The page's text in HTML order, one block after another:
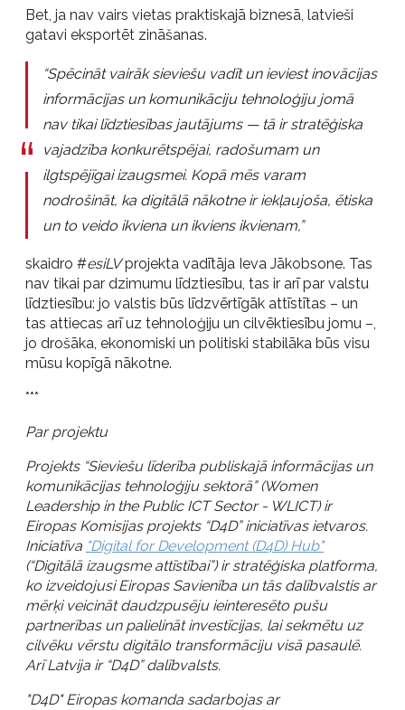
Bet, ja nav vairs vietas praktiskajā biznesā, latvieši
gatavi eksportēt zināšanas.
“Spēcināt vairāk sieviešu vadīt un ieviest inovācijas
informācijas un komunikāciju tehnoloģiju jomā
nav tikai līdztiesības jautājums — tā ir stratēģiska
vajadzība konkurētspējai, radošumam un
ilgtspējīgai izaugsmei. Kopā mēs varam
nodrošināt, ka digitālā nākotne ir iekļaujoša, ētiska
un to veido ikviena un ikviens ikvienam,”
skaidro #esiLVprojekta vadītāja Ieva Jākobsone. Tas
nav tikai par dzimumu līdztiesību, tas ir arī par valstu
līdztiesību: jo valstis būs līdzvērtīgāk attīstītas – un
tas attiecas arī uz tehnoloģiju un cilvēktiesību jomu –,
jo drošāka, ekonomiski un politiski stabilāka būs visu
mūsu kopīgā nākotne.
***
Par projektu
Projekts “Sieviešu līderība publiskajā informācijas un
komunikācijas tehnoloģiju sektorā” (Women
Leadership in the Public ICT Sector - WLICT) ir
Eiropas Komisijas projekts “D4D” iniciatīvas ietvaros.
Iniciatīva "Digital for Development (D4D) Hub"
(“Digitālā izaugsme attīstībai”) ir stratēģiska platforma,
ko izveidojusi Eiropas Savienība un tās dalībvalstis ar
mērķi veicināt daudzpusēju ieinteresēto pušu
partnerības un palielināt investīcijas, lai sekmētu uz
cilvēku vērstu digitālo transformāciju visā pasaulē.
Arī Latvija ir “D4D” dalībvalsts.
"D4D" Eiropas komanda sadarbojas ar